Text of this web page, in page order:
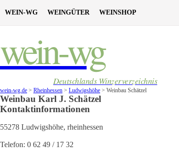
WEIN-WG WEINGÜTER WEINSHOP
wein-wg
Deutschlands Winzerverzeichnis
wein-wg.de > Rheinhessen > Ludwigshöhe > Weinbau Schätzel
Weinbau Karl J. Schätzel
Kontaktinformationen
55278 Ludwigshöhe, rheinhessen
Telefon: 0 62 49 / 17 32